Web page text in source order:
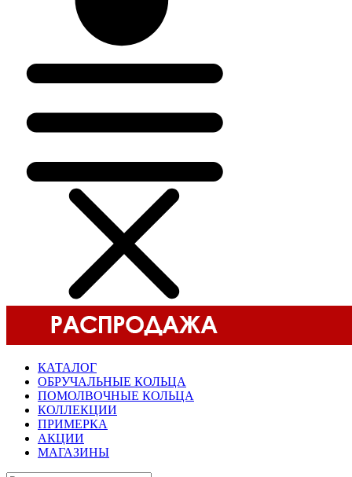
КАТАЛОГ
ОБРУЧАЛЬНЫЕ КОЛЬЦА
ПОМОЛВОЧНЫЕ КОЛЬЦА
КОЛЛЕКЦИИ
ПРИМЕРКА
АКЦИИ
МАГАЗИНЫ